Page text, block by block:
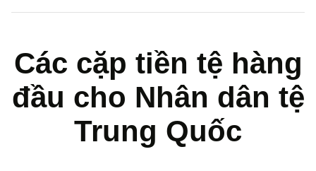
Các cặp tiền tệ hàng
đầu cho Nhân dân tệ
Trung Quốc